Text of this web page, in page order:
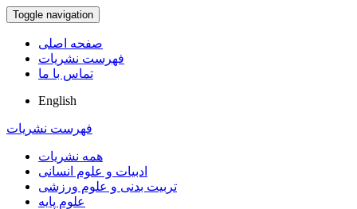
Toggle navigation
صفحه اصلی
فهرست نشریات
تماس با ما
English
فهرست نشریات
همه نشریات
ادبیات و علوم انسانی
تربیت بدنی و علوم ورزشی
علوم پایه